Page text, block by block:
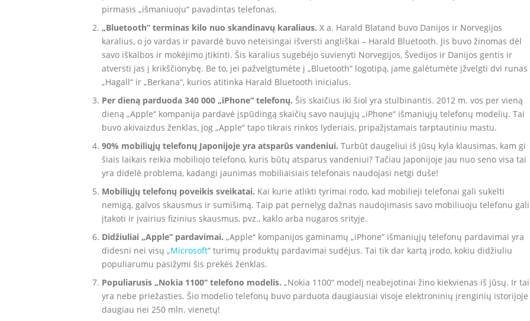
pirmasis „išmaniuoju“ pavadintas telefonas.
„Bluetooth“ terminas kilo nuo skandinavų karaliaus. X a. Harald Blatand buvo Danijos ir Norvegijos
karalius, o jo vardas ir pavardė buvo neteisingai išversti angliškai – Harald Bluetooth. Jis buvo žinomas dėl
savo iškalbos ir mokėjimo įtikinti. Šis karalius sugebėjo suvienyti Norvegijos, Švedijos ir Danijos gentis ir
atversti jas į krikščionybę. Be to, jei pažvelgtumėte į „Bluetooth“ logotipą, jame galėtumėte įžvelgti dvi runas
„Hagall“ ir „Berkana“, kurios atitinka Harald Bluetooth inicialus.
Per dieną parduoda 340 000 „iPhone“ telefonų. Šis skaičius iki šiol yra stulbinantis. 2012 m. vos per vieną
dieną „Apple“ kompanija pardavė įspūdingą skaičių savo naujųjų „iPhone“ išmaniųjų telefonų modelių. Tai
buvo akivaizdus ženklas, jog „Apple“ tapo tikrais rinkos lyderiais, pripažįstamais tarptautiniu mastu.
90% mobiliųjų telefonų Japonijoje yra atsparūs vandeniui. Turbūt daugeliui iš jūsų kyla klausimas, kam gi
šiais laikais reikia mobiliojo telefono, kuris būtų atsparus vandeniui? Tačiau Japonijoje jau nuo seno visa tai
yra didelė problema, kadangi jaunimas mobiliaisiais telefonais naudojasi netgi duše!
Mobiliųjų telefonų poveikis sveikatai. Kai kurie atlikti tyrimai rodo, kad mobilieji telefonai gali sukelti
nemigą, galvos skausmus ir sumišimą. Taip pat pernelyg dažnas naudojimasis savo mobiliuoju telefonu gali
įtakoti ir įvairius fizinius skausmus, pvz., kaklo arba nugaros srityje.
Didžiuliai „Apple“ pardavimai. „Apple“ kompanijos gaminamų „iPhone“ išmaniųjų telefonų pardavimai yra
didesni nei visų „Microsoft“ turimų produktų pardavimai sudėjus. Tai tik dar kartą įrodo, kokiu didžiuliu
populiarumu pasižymi šis prekės ženklas.
Populiarusis „Nokia 1100“ telefono modelis. „Nokia 1100“ modelį neabejotinai žino kiekvienas iš jūsų. Ir
yra nebe priežasties. Šio modelio telefonų buvo parduota daugiausiai visoje elektroninių įrenginių istorijoje
daugiau nei 250 mln. vienetų!